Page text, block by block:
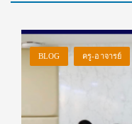
BLOG ครู-อาจารย์